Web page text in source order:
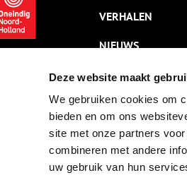
Deze website maakt
We gebruiken cookies om
bieden en om ons
site met onze partners
combineren met andere
uw gebruik van hun
VERHALEN
NIEUWS
KALENDER
THEMA’S
ACTIVITEITEN
VIDEO’S